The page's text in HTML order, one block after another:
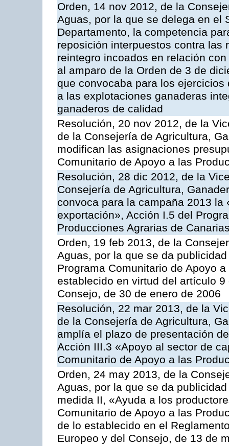
Orden, 14 nov 2012, de la
Aguas, por la que se delega en el
Departamento, la competencia
reposición interpuestos contra las
reintegro incoados en relación
al amparo de la Orden de 3 de
que convocaba para los
a las explotaciones ganaderas
ganaderos de calidad
Resolución, 20 nov 2012, de la
de la Consejería de Agricultura,
modifican las asignaciones
Comunitario de Apoyo a las
Resolución, 28 dic 2012, de la
Consejería de Agricultura,
convoca para la campaña 2013
exportación», Acción I.5 del
Producciones Agrarias de
Orden, 19 feb 2013, de la
Aguas, por la que se da
Programa Comunitario de Apoyo
establecido en virtud del artículo
Consejo, de 30 de enero de 2006
Resolución, 22 mar 2013, de la
de la Consejería de Agricultura,
amplía el plazo de presentación
Acción III.3 «Apoyo al sector de
Comunitario de Apoyo a las
Orden, 24 may 2013, de la
Aguas, por la que se da
medida II, «Ayuda a los
Comunitario de Apoyo a las
de lo establecido en el
Europeo y del Consejo, de 13 de